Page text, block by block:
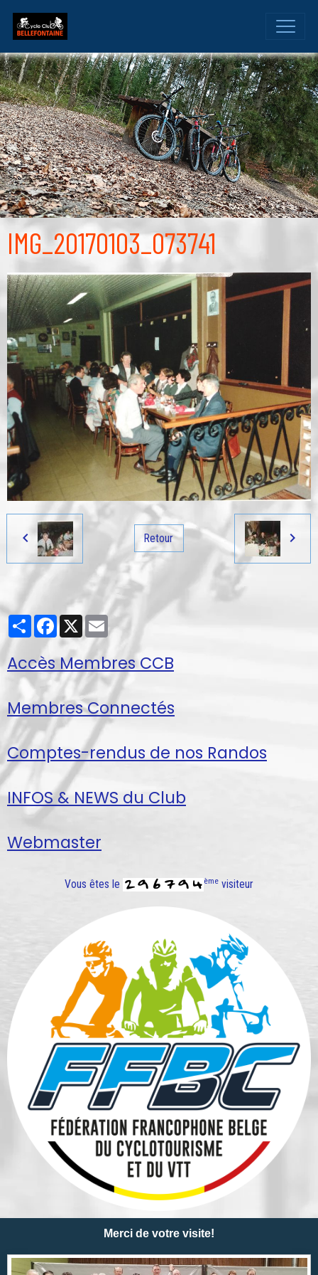
IMG_20170103_073741
Retour
PartagerFacebook
X Email
Accès Membres CCB
Membres Connectés
Comptes-rendus de nos Randos
INFOS & NEWS du Club
Webmaster
Vous êtes le ème visiteur
Merci de votre visite!